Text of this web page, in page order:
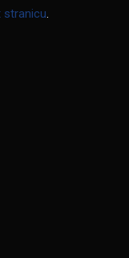
stranicu